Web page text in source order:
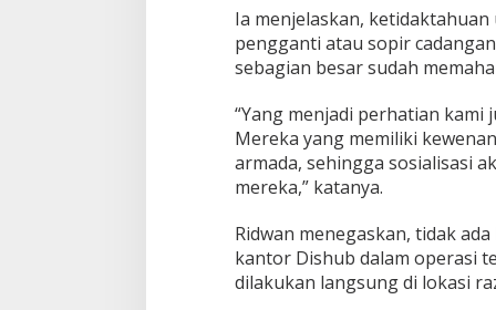
Ia menjelaskan,
pengganti atau sopir
sebagian besar sudah
“Yang menjadi perhatian
Mereka yang memiliki
armada, sehingga sosialisasi
mereka,” katanya.
Ridwan menegaskan, tidak
kantor Dishub dalam operasi
dilakukan langsung di lokasi